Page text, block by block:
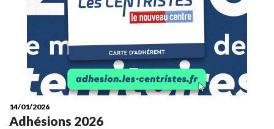
14/01/2026
Adhésions 2026